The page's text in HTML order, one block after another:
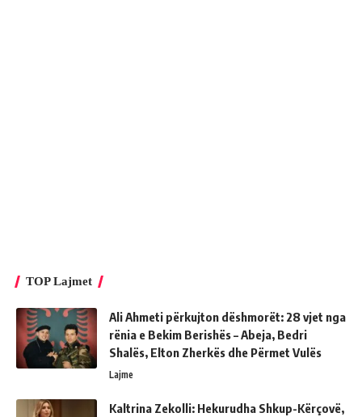
TOP Lajmet
Ali Ahmeti përkujton dëshmorët: 28 vjet nga
rënia e Bekim Berishës – Abeja, Bedri
Shalës, Elton Zherkës dhe Përmet Vulës
Lajme
Kaltrina Zekolli: Hekurudha Shkup-Kërçovë,